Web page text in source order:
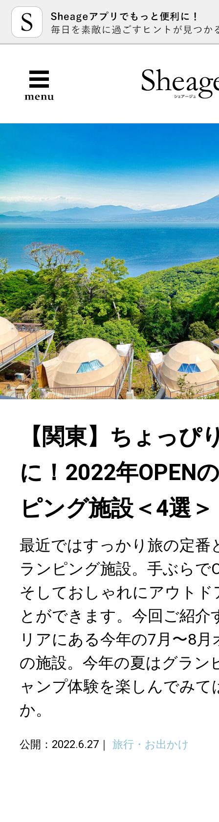
【関東】ちょっぴ
に！2022年OPEN
ピング施設＜4選＞
最近ではすっかり旅の定番
ランピング施設。手ぶらで
そしておしゃれにアウト
とができます。今回ご紹介
リアにある今年の7月〜8
の施設。今年の夏はグラン
ャンプ体験を楽しんでみ
か。
公開：2022.6.27 旅行・お出かけ